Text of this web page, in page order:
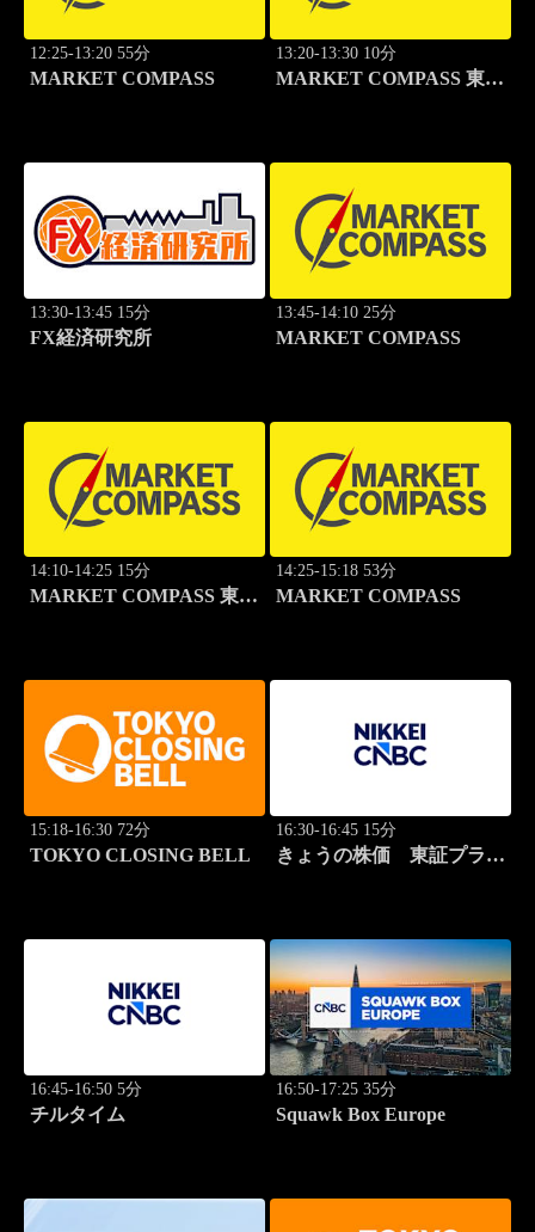
12:25-13:20 55分
MARKET COMPASS
13:20-13:30 10分
MARKET COMPASS 東証
13:30-13:45 15分
FX経済研究所
13:45-14:10 25分
MARKET COMPASS
14:10-14:25 15分
MARKET COMPASS 東証
14:25-15:18 53分
MARKET COMPASS
15:18-16:30 72分
TOKYO CLOSING BELL
16:30-16:45 15分
きょうの株価 東証プライ
16:45-16:50 5分
チルタイム
16:50-17:25 35分
Squawk Box Europe